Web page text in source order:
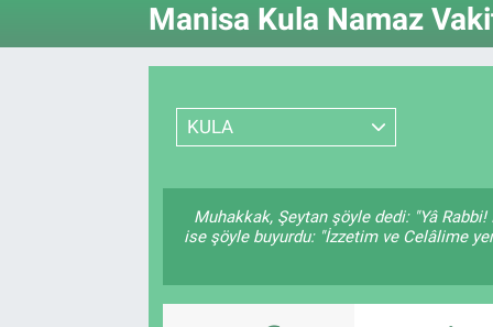
Manisa Kula Namaz
KULA
Muhakkak, Şeytan şöyle dedi: "Yâ
ise şöyle buyurdu: "İzzetim ve Celâlime